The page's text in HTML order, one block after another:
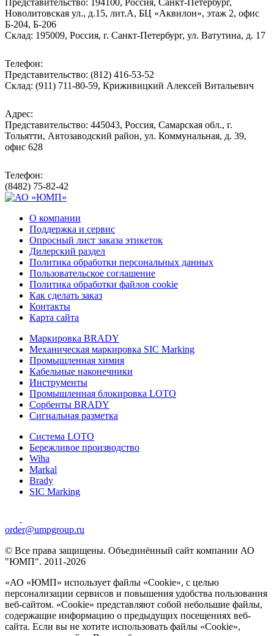
Новолитовская ул., д.15, лит.А, БЦ «Аквилон», этаж 2, офис
Б-204, Б-206
Склад: 195009, Россия, г. Санкт-Петербург, ул. Ватутина, д. 17
Телефон:
Представительство: (812) 416-53-52
Склад: (911) 711-80-59, Криживицкий Алексей Витальевич
Адрес:
Представительство: 445043, Россия, Самарская обл., г.
Тольятти, Автозаводский район, ул. Коммунальная, д. 39,
офис 628
Телефон:
(8482) 75-82-42
О компании
Поддержка и сервис
Опросный лист заказа этикеток
Дилерский раздел
Политика обработки персональных данных
Пользовательское соглашение
Политика обработки файлов cookie
Как сделать заказ
Контакты
Карта сайта
Маркировка BRADY
Механическая маркировка SIC Marking
Промышленная химия
Кабельные наконечники
Инструменты
Промышленная блокировка LOTO
Сорбенты BRADY
Сигнальная разметка
Система LOTO
Бережливое производство
Wiha
Markal
Brady
SIC Marking
order@umpgroup.ru
© Все права защищены. Объединённый сайт компании АО
"ЮМП". 2011-2026
«АО «ЮМП» использует файлы «Сookie», с целью
персонализации сервисов и повышения удобства пользования
веб-сайтом. «Cookie» представляют собой небольшие файлы,
содержащие информацию о предыдущих посещениях веб-
сайта. Если вы не хотите использовать файлы «Сookie»,